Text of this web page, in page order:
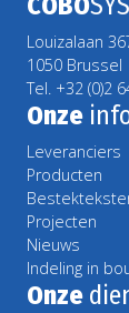
Louizalaan
1050 Brussel
Tel. +32 (0)2
Onze
Leveranciers
Producten
Projecten
Nieuws
Indeling in
Onze